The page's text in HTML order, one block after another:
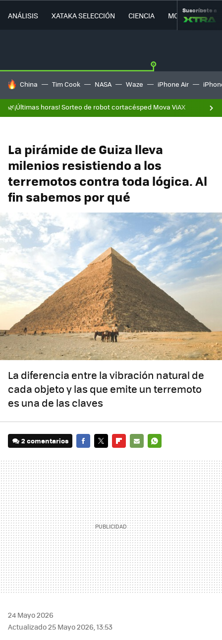
ANÁLISIS XATAKA SELECCIÓN CIENCIA MOVILIDAD
Suscríbete a
HOY SE HABLA DE
China Tim Cook NASA Waze iPhone Air
🌿¡Últimas horas! Sorteo de robot cortacésped Mova ViAX
La pirámide de Guiza lleva
milenios resistiendo a los
terremotos contra toda lógica. Al
fin sabemos por qué
La diferencia entre la vibración natural de
cada objeto y las que emite un terremoto
es una de las claves
2 comentarios
MAIL
24 Mayo 2026
Actualizado 25 Mayo 2026, 13:53